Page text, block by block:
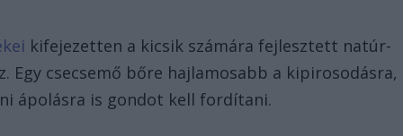
kifejezetten a kicsik számára fejlesztett natúr-
csecsemő bőre hajlamosabb a kipirosodásra,
ápolásra is gondot kell fordítani.